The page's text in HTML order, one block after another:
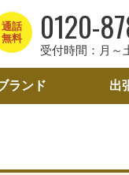
通話
無料
0120-
受付時間：月～
ランド 出